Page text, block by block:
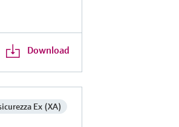
Download
Ex (XA)